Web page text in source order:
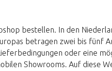
bestellen. In den
betragen zwei bis fünf
oder eine
Showrooms. Auf diese